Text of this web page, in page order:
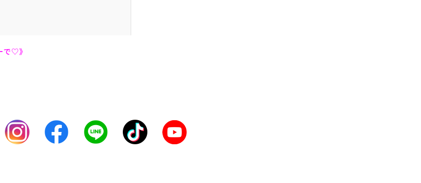
で♡》